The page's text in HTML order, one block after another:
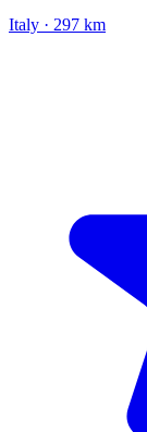
Italy · 297 km